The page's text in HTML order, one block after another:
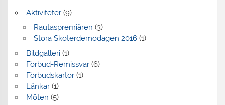
Aktiviteter(9)
Rautaspremiären (3)
Stora Skoterdemodagen 2016(1)
Bildgalleri(1)
Förbud-Remissvar(6)
Förbudskartor(1)
Länkar(1)
Möten (5)